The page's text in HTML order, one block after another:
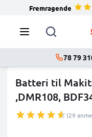
Fremragende
78 79
Batteri til
,DMR108,
(29